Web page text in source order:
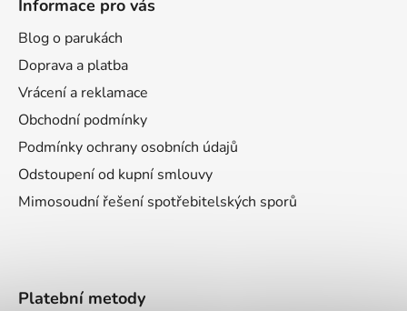
Informace pro vás
Blog o parukách
Doprava a platba
Vrácení a reklamace
Obchodní podmínky
Podmínky ochrany osobních údajů
Odstoupení od kupní smlouvy
Mimosoudní řešení spotřebitelských sporů
Platební metody